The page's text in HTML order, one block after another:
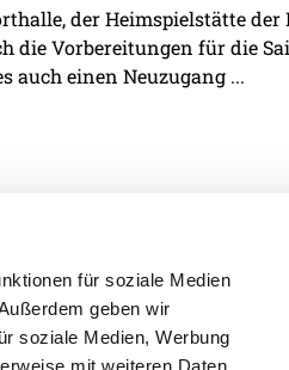
für soziale Medien
geben wir
soziale Medien, Werbung
der Heimspielstätte
Vorbereitungen für die
auch einen Neuzugang ...
DATENSCHUTZ